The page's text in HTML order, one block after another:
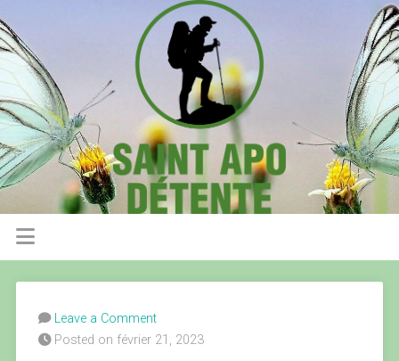
Leave a Comment
Posted on février 21, 2023